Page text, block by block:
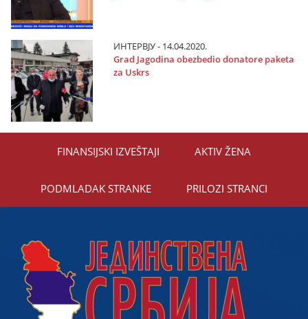
ИНТЕРВЈУ - 14.04.2020.
Grad Јagodina obezbedio donatore paketa
za Uskrs
FINANSIЈSKI IZVEŠTAЈI AKTIV ŽENA
PODMLADAK STRANKE PRILOZI STRANCI